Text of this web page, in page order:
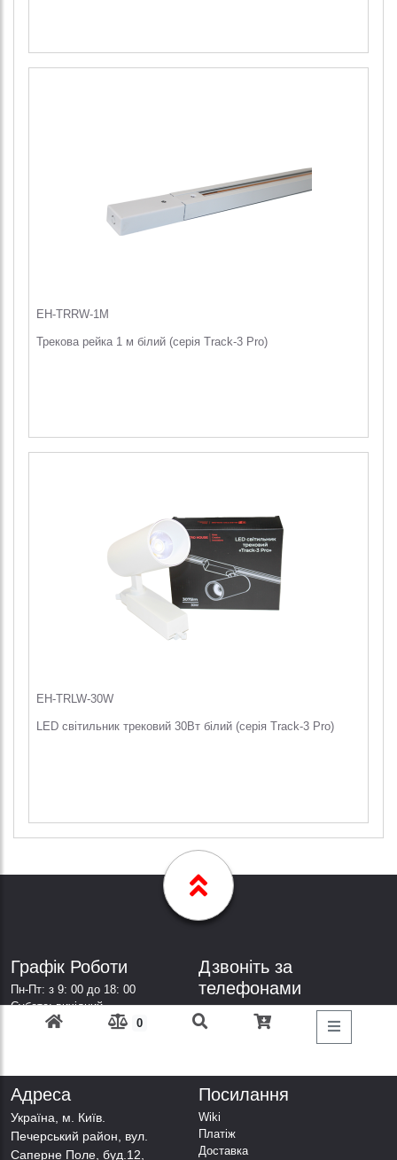
0
EH-TRRW-1M
Трекова рейка 1 м білий (серія Track-3 Pro)
EH-TRLW-30W
LED світильник трековий 30Вт білий (серія Track-3 Pro)
Графік Роботи
Пн-Пт: з 9: 00 до 18: 00
Субота: вихідний
Неділя: вихідний
Дзвоніть за
телефонами
+38 (098) 303-77-86
+38 (067) 447-44-88
Адреса
Українa, м. Київ.
Печерський район, вул.
Саперне Поле, буд.12,
Посилання
Wiki
Платіж
Доставка